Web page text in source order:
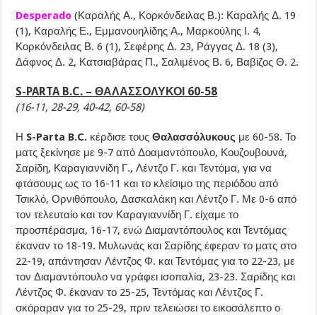
Desperado(Καραλής Α., Κορκόνδειλας Β.): Καραλής Δ. 19
(1), Καραλής Ε., Εμμανουηλίδης Α., Μαρκούλης Ι. 4,
Κορκόνδειλας Β. 6 (1), Σεφέρης Δ. 23, Ράγγας Δ. 18 (3),
Δάφνος Δ. 2, Κατσιαβάρας Π., Σαλιμένος Β. 6, Βαβίζος Θ. 2.
S-PARTA B.C. – ΘΑΛΑΣΣΟΛΥΚΟΙ 60-58
(16-11, 28-29, 40-42, 60-58)
Η S-Parta B.C. κέρδισε τουςΘαλασσόλυκους με 60-58. Το
ματς ξεκίνησε με 9-7 από Δοαμαντόπουλο, Κουζουβουνά,
Σαρίδη, Καραγιαννίδη Γ., Λέντζο Γ. και Τεντόμα, για να
φτάσουμς ως το 16-11 και το κλείσιμο της περιόδου από
Τσικλό, Ορνιθόπουλο, Δασκαλάκη και Λέντζο Γ. Με 0-6 από
τον τελευταίο και τον Καραγιαννίδη Γ. είχαμε το
προσπέρασμα, 16-17, ενώ Διαμαντόπουλος και Τεντόμας
έκαναν το 18-19. Μυλωνάς και Σαρίδης έφεραν το ματς στο
22-19, απάντησαν Λέντζος Φ. και Τεντόμας για το 22-23, με
τον Διαμαντόπουλο να γράφει ισοπαλία, 23-23. Σαρίδης και
Λέντζος Φ. έκαναν το 25-25, Τεντόμας και Λέντζος Γ.
σκόραραν για το 25-29, πριν τελειώσει το εικοσάλεπτο ο